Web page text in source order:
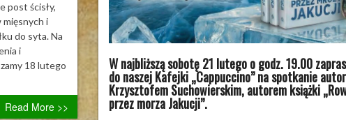
post ścisły,
mięsnych i
do syta. Na
i
18 lutego
Read More >>
W najbliższą sobotę 21 lutego o godz. 19.00
do naszej Kafejki „Cappuccino” na spotkanie
Krzysztofem Suchowierskim, autorem książki
przez morza Jakucji”.